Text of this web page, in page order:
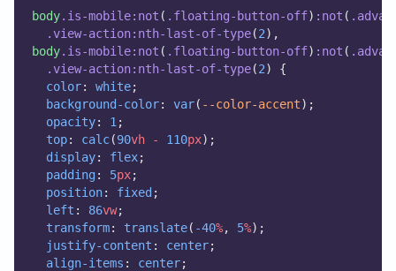
body.is-mobile:not ( .floating-button-off) :not (
.view-action:nth-last-of-type(2),
body.is-mobile:not ( .floating-button-off) :not (
.view-action:nth-last-of-type(2) {
color: white;
background-color: var( --color-accent);
opacity: 1 ;
top: calc(90vh - 110px);
display: flex;
padding : 5px;
position: fixed ;
left : 86vw;
transform: translate( -40%, 5%);
justify-content : center;
align-items : center;